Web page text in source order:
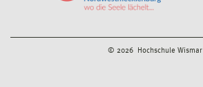
© 2026 Hochschule Wismar